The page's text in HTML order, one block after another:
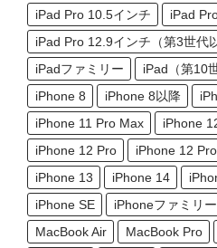
iPad Pro 10.5インチ
iPad
iPad Pro 12.9インチ（第3世代
iPadファミリー
iPad（第10
iPhone 8
iPhone 8以降
iPhone 11 Pro Max
iPhone
iPhone 12 Pro
iPhone 12
iPhone 13
iPhone 14
iPhone SE
iPhoneファミリー
MacBook Air
MacBook Pro